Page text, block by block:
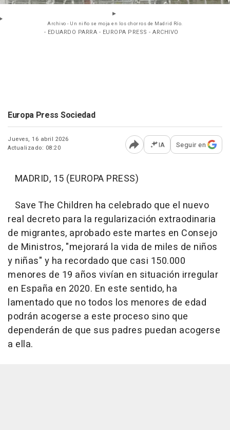
Archivo - Un niño se moja en los chorros de Madrid Río.
- EDUARDO PARRA - EUROPA PRESS - ARCHIVO
Europa Press Sociedad
Jueves, 16 abril 2026
Actualizado: 08:20
Abrir opciones para
IA Seguir en
MADRID, 15 (EUROPA PRESS)
Save The Children ha celebrado que el nuevo
real decreto para la regularización extraodinaria
de migrantes, aprobado este martes en Consejo
de Ministros, "mejorará la vida de miles de niños
y niñas" y ha recordado que casi 150.000
menores de 19 años vivían en situación irregular
en España en 2020. En este sentido, ha
lamentado que no todos los menores de edad
podrán acogerse a este proceso sino que
dependerán de que sus padres puedan acogerse
a ella.